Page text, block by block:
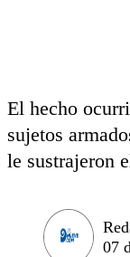
El hecho
sujetos
le sustrajeron
07